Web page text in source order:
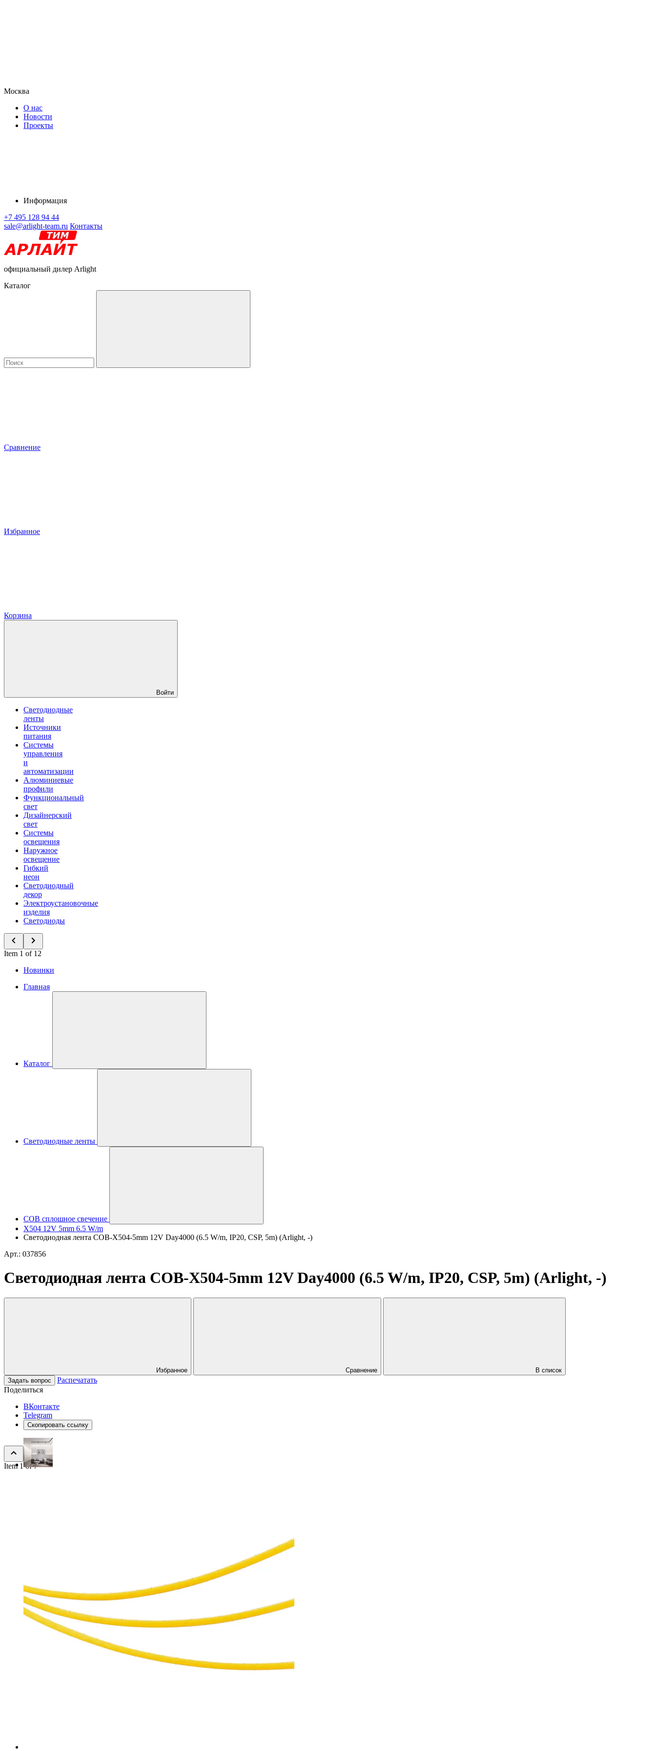
Москва
О нас
Новости
Проекты
Информация
+7 495 128 94 44
sale@arlight-team.ru Контакты
официальный дилер Arlight
Каталог
Сравнение
Избранное
Корзина
Войти
Светодиодные
ленты
Источники
питания
Системы
управления
и
автоматизации
Алюминиевые
профили
Функциональный
свет
Дизайнерский
свет
Системы
освещения
Наружное
освещение
Гибкий
неон
Светодиодный
декор
Электроустановочные
изделия
Светодиоды
Item 1 of 12
Новинки
Главная
Каталог
Светодиодные ленты
COB сплошное свечение
X504 12V 5mm 6.5 W/m
Светодиодная лента COB-X504-5mm 12V Day4000 (6.5 W/m, IP20, CSP, 5m) (Arlight, -)
Арт.: 037856
Светодиодная лента COB-X504-5mm 12V Day4000 (6.5 W/m, IP20, CSP, 5m) (Arlight, -)
Избранное Сравнение
В список
Задать вопрос
Распечатать
Поделиться
ВКонтакте
Telegram
Скопировать ссылку
Item 1 of 7